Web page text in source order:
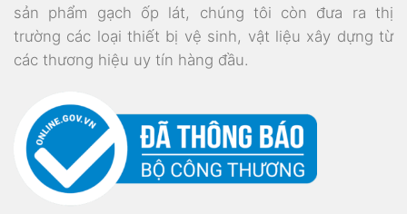
sản phẩm gạch ốp lát, chúng tôi còn đưa ra thị
trường các loại thiết bị vệ sinh, vật liệu xây dựng từ
các thương hiệu uy tín hàng đầu.